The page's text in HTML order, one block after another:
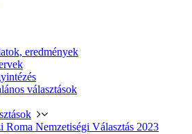
eredmények
választások
Roma Nemzetiségi Választás 2023